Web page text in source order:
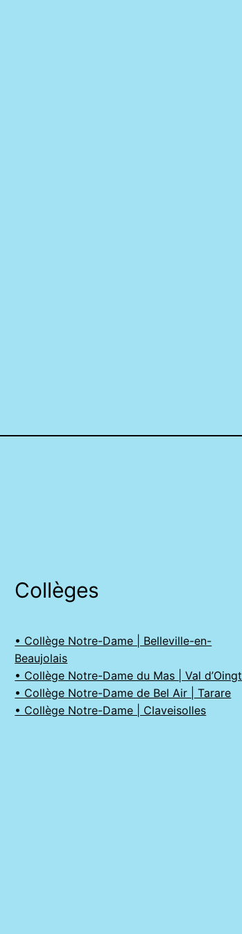
Collèges
• Collège Notre-Dame | Belleville-en-
Beaujolais
• Collège Notre-Dame du Mas | Val d’Oingt
• Collège Notre-Dame de Bel Air | Tarare
• Collège Notre-Dame | Claveisolles